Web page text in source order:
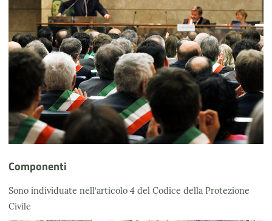
Componenti
Sono individuate nell’articolo 4 del Codice della Protezione
Civile